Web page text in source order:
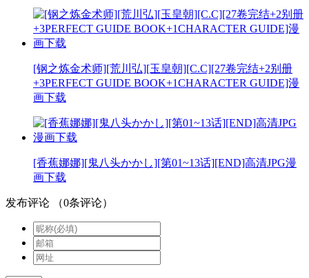
[钢之炼金术师][荒川弘][玉皇朝][C.C][27卷完结+2别册
+3PERFECT GUIDE BOOK+1CHARACTER GUIDE]漫
画下载
[香蕉娜娜][鬼八头かかし][第01~13话][END]高清JPG漫
画下载
发布评论 （0条评论）